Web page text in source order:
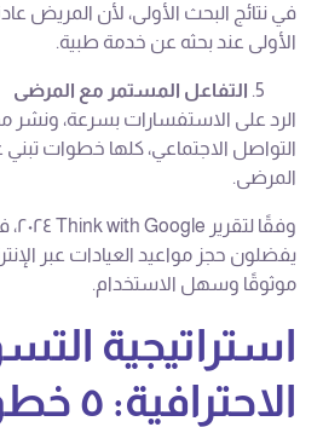
في نتائج البحث الأولى، لأن المريض
الأولى عند بحثه عن خدمة طبية.
التفاعل المستمر مع المرضى
الرد على الاستفسارات بسرعة،
التواصل الاجتماعي، كلها خطوات
المرضى.
يفضلون حجز مواعيد العيادات عبر
موثوقًا وسهل الاستخدام.
استراتيجية